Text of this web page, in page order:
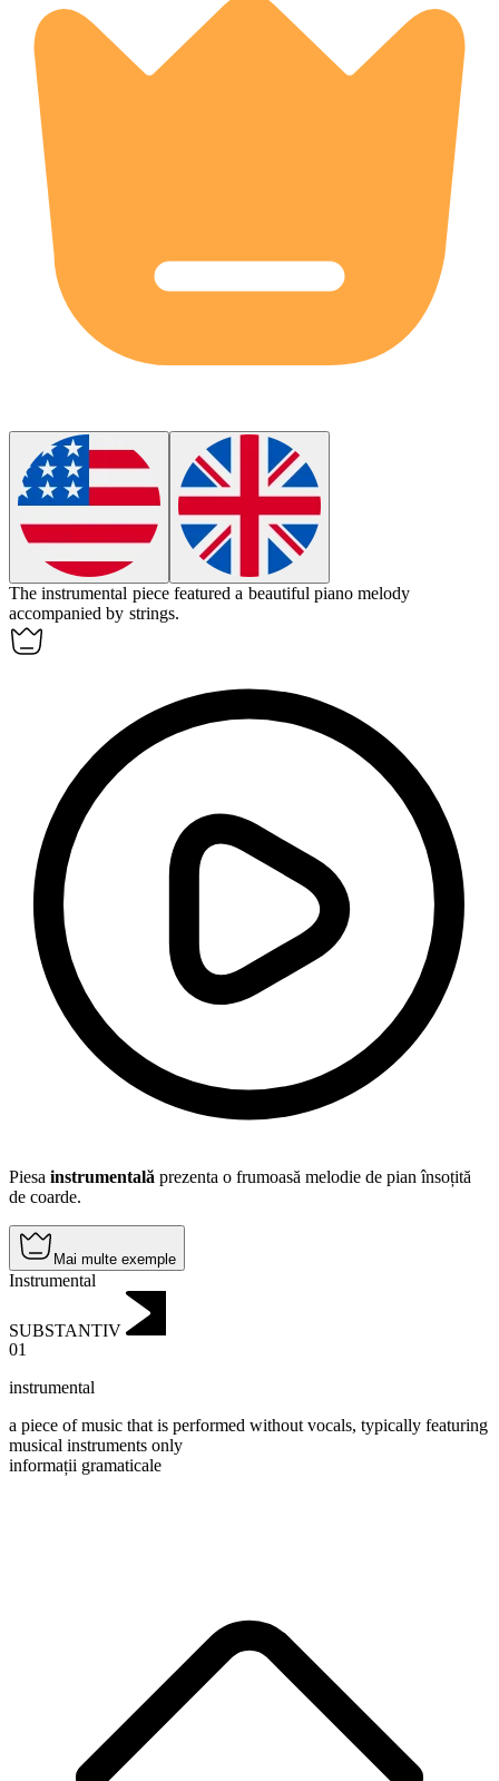
Theinstrumental piece featured a beautiful piano melody
accompanied by strings.
Piesa instrumentală prezenta o frumoasă melodie de pian însoțită
de coarde.
Mai multe exemple
Instrumental
SUBSTANTIV
01
instrumental
a piece of music that is performed without vocals, typically featuring
musical instruments only
informații gramaticale